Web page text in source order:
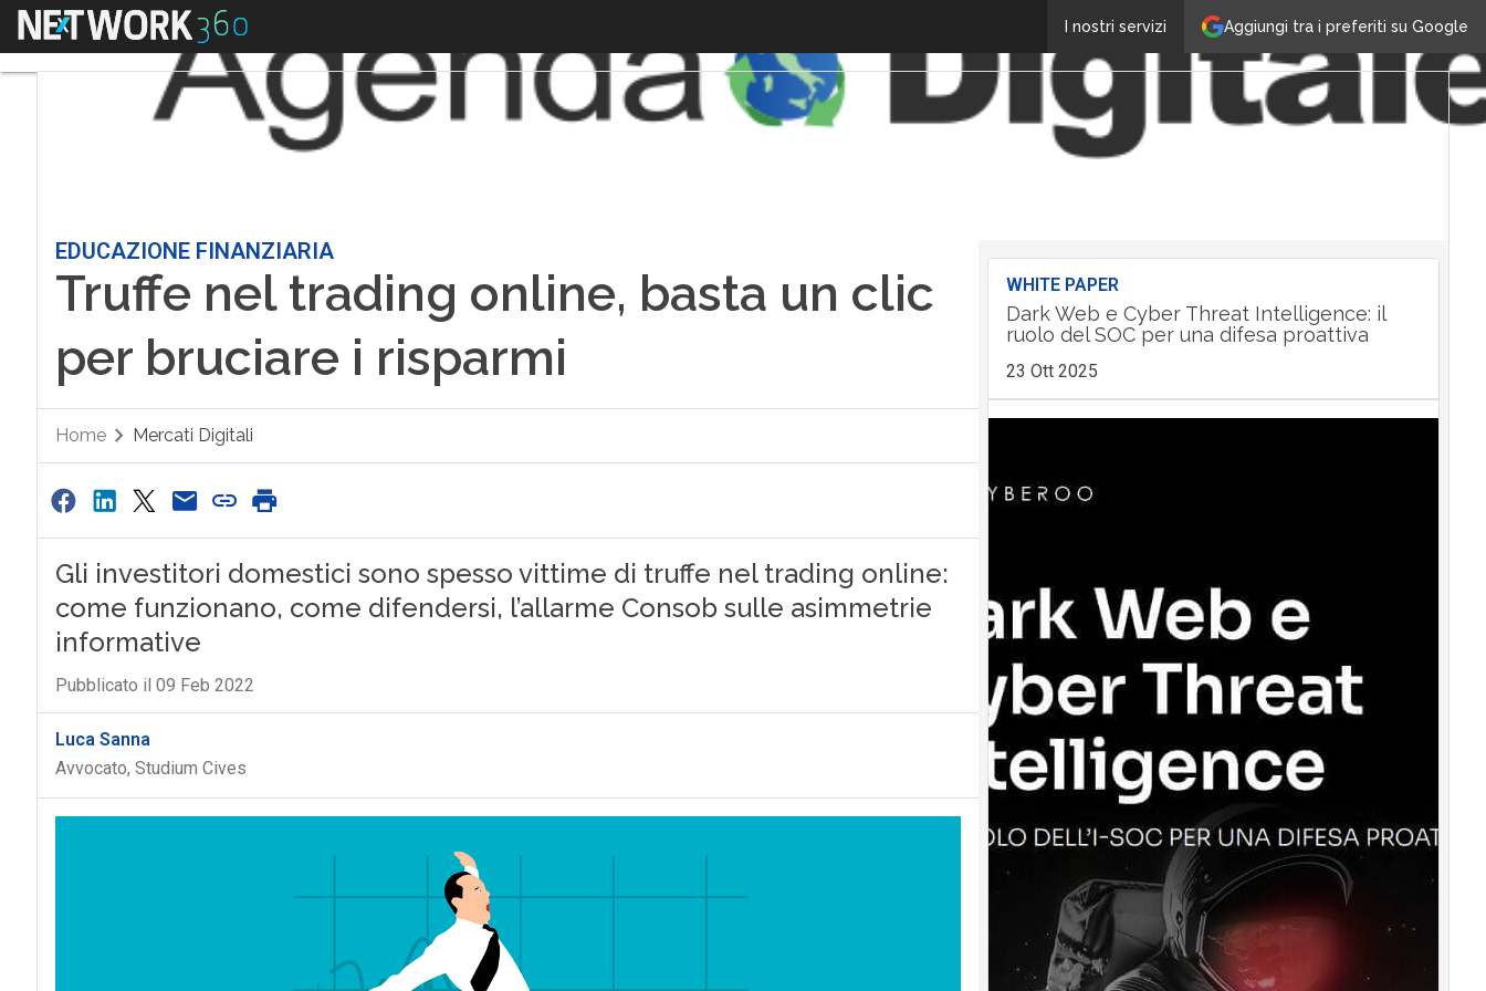
Aggiungi tra i preferiti su Google
I nostri servizi
Menu
EDUCAZIONE FINANZIARIA
Truffe nel trading online, basta un clic
per bruciare i risparmi
Home Mercati Digitali
Gli investitori domestici sono spesso vittime di truffe nel trading online:
come funzionano, come difendersi, l’allarme Consob sulle asimmetrie
informative
Pubblicato il 09 Feb 2022
Luca Sanna
Avvocato, Studium Cives
WHITE PAPER
Dark Web e Cyber Threat Intelligence: il
ruolo del SOC per una difesa proattiva
23 Ott 2025